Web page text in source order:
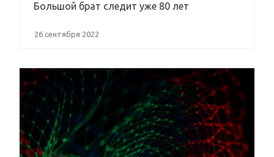
Большой брат следит уже 80 лет
26 сентября 2022